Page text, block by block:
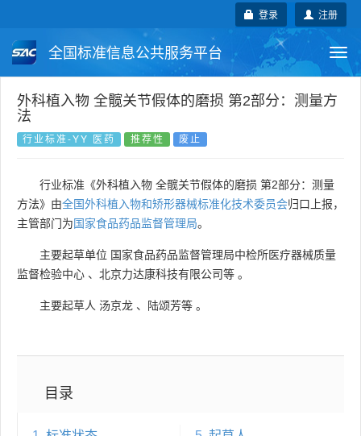
注册
登录
全国标准信息公共服务平台
国家标准 行业标准 地方标准
团体标准 企业标准
国外标准 技术委员会
外科植入物 全髋关节假体的磨损 第2部分：测量方
法
行业标准-YY 医药 推荐性 废止
行业标准《外科植入物 全髋关节假体的磨损 第2部分：测量
方法》由全国外科植入物和矫形器械标准化技术委员会归口上报，
主管部门为国家食品药品监督管理局。
主要起草单位 国家食品药品监督管理局中检所医疗器械质量
监督检验中心 、 北京力达康科技有限公司等 。
主要起草人 汤京龙 、 陆颂芳等 。
目录